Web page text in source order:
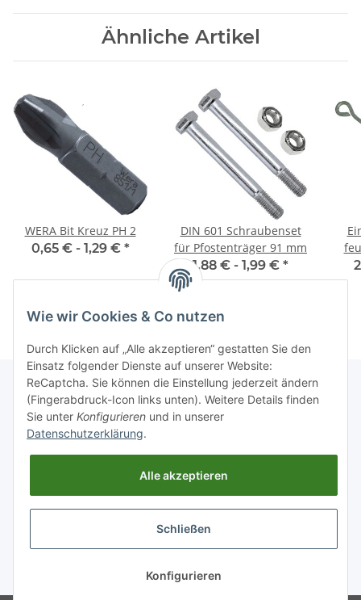
Ähnliche Artikel
WERA Bit Kreuz PH 2
0,65 € - 1,29 € *
DIN 601 Schraubenset
für Pfostenträger 91 mm
1,88 € - 1,99 € *
Informationen
* Alle Preise inkl. gesetzlicher USt., zzgl.Versand
Wie wir Cookies & Co nutzen
Durch Klicken auf „Alle akzeptieren“ gestatten Sie den
Einsatz folgender Dienste auf unserer Website:
ReCaptcha. Sie können die Einstellung jederzeit ändern
(Fingerabdruck-Icon links unten). Weitere Details finden
Sie unter Konfigurieren und in unserer
Datenschutzerklärung.
Alle akzeptieren
Schließen
Konfigurieren